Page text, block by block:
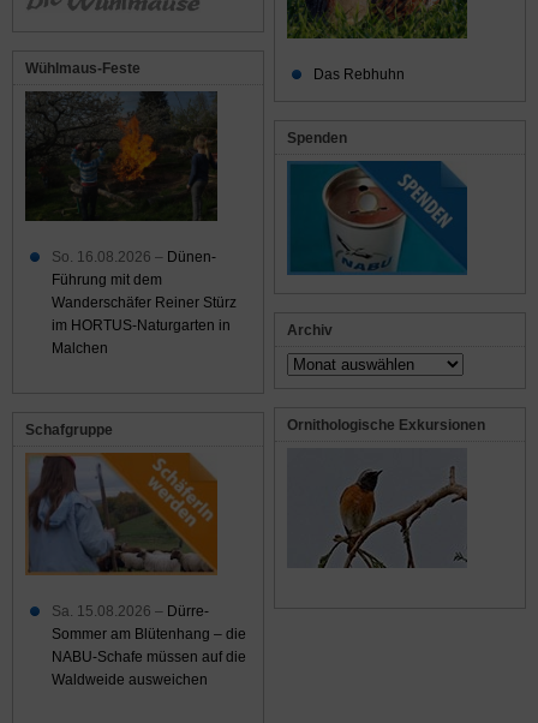
Das Rebhuhn
Spenden
Archiv
Archiv
Ornithologische Exkursionen
Wühlmaus-Feste
So. 16.08.2026 – Dünen-
Führung mit dem
Wanderschäfer Reiner Stürz
im HORTUS-Naturgarten in
Malchen
Schafgruppe
Sa. 15.08.2026 – Dürre-
Sommer am Blütenhang – die
NABU-Schafe müssen auf die
Waldweide ausweichen